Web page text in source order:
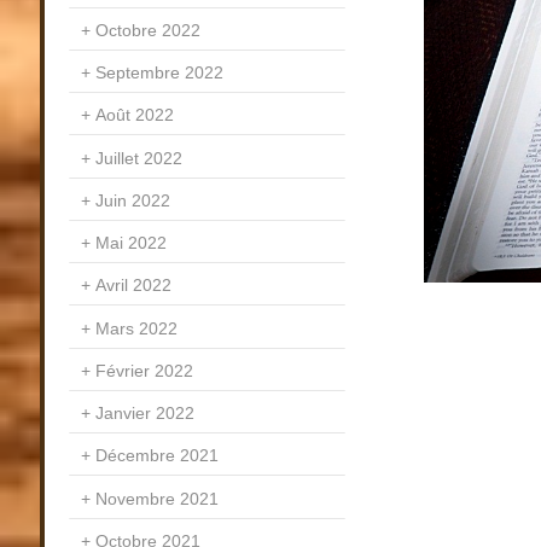
Octobre 2022
Septembre 2022
Août 2022
Juillet 2022
Juin 2022
Mai 2022
Avril 2022
Mars 2022
Février 2022
Janvier 2022
Décembre 2021
Novembre 2021
Octobre 2021